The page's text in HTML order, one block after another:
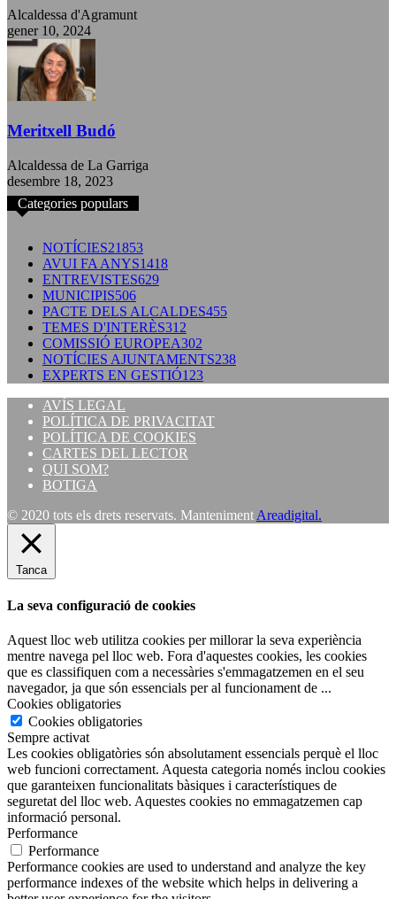
Alcaldessa d'Agramunt
gener 10, 2024
Meritxell Budó
Alcaldessa de La Garriga
desembre 18, 2023
Categories populars
NOTÍCIES21853
AVUI FA ANYS1418
ENTREVISTES629
MUNICIPIS506
PACTE DELS ALCALDES455
TEMES D'INTERÈS312
COMISSIÓ EUROPEA302
NOTÍCIES AJUNTAMENTS238
EXPERTS EN GESTIÓ123
AVÍS LEGAL
POLÍTICA DE PRIVACITAT
POLÍTICA DE COOKIES
CARTES DEL LECTOR
QUI SOM?
BOTIGA
© 2020 tots els drets reservats. Manteniment Areadigital.
Tanca
La seva configuració de cookies
Aquest lloc web utilitza cookies per millorar la seva experiència
mentre navega pel lloc web. Fora d'aquestes cookies, les cookies
que es classifiquen com a necessàries s'emmagatzemen en el seu
navegador, ja que són essencials per al funcionament de ...
Cookies obligatories
Cookies obligatories
Sempre activat
Les cookies obligatòries són absolutament essencials perquè el lloc
web funcioni correctament. Aquesta categoria només inclou cookies
que garanteixen funcionalitats bàsiques i característiques de
seguretat del lloc web. Aquestes cookies no emmagatzemen cap
informació personal.
Performance
Performance
Performance cookies are used to understand and analyze the key
performance indexes of the website which helps in delivering a